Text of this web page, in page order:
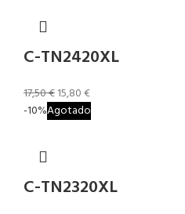
C-TN2420XL
17,50€15,80€
-10%Agotado
C-TN2320XL